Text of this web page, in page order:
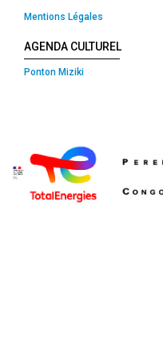
Mentions Légales
AGENDA CULTUREL
Ponton Miziki